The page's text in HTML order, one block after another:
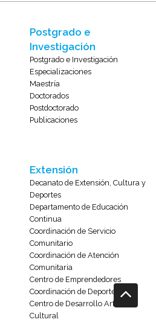
Postgrado e
Investigación
Postgrado e Investigación
Especializaciones
Maestría
Doctorados
Postdoctorado
Publicaciones
Extensión
Decanato de Extensión, Cultura y
Deportes
Departamento de Educación
Continua
Coordinación de Servicio
Comunitario
Coordinación de Atención
Comunitaria
Centro de Emprendedores
Coordinación de Deportes
Centro de Desarrollo Artístico-
Cultural